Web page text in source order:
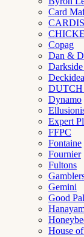
Card
Copag
Dan &
Deckidea
Dynamo
Expert
FFPC
Fontaine
Fournier
Fultons
Gemini
Good
House